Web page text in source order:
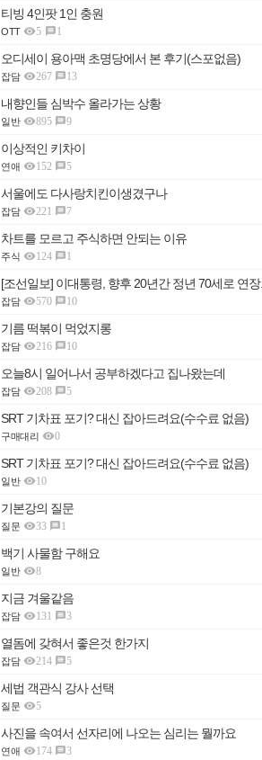
티빙 4인팟 1인 충원
OTT 5 1
오디세이 용아맥 초명당에서 본 후기(스포없음)
잡담 267 13
내향인들 심박수 올라가는 상황
일반 895 9
이상적인 키차이
연애 152 5
서울에도 다사랑치킨이생겼구나
잡담 221 7
차트를 모르고 주식하면 안되는 이유
주식 124 1
[조선일보] 이대통령, 향후 20년간 정년 70세로 연장...
잡담 570 10
기름 떡볶이 먹었지롱
잡담 216 10
오늘8시 일어나서 공부하겠다고 집나왔는데
잡담 208 5
SRT 기차표 포기? 대신 잡아드려요(수수료 없음)
구매대리 0
SRT 기차표 포기? 대신 잡아드려요(수수료 없음)
일반 10
기본강의 질문
질문 33 1
백기 사물함 구해요
일반 8
지금 겨울같음
잡담 131 3
열돔에 갖혀서 좋은것 한가지
잡담 214 5
세법 객관식 강사 선택
질문 5
사진을 속여서 선자리에 나오는 심리는 뭘까요
연애 174 3